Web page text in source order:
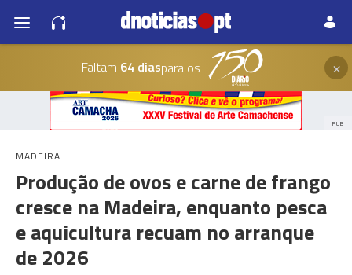
Faltam 64 diaspara os ×
PUB
MADEIRA
Produção de ovos e carne de frango
cresce na Madeira, enquanto pesca
e aquicultura recuam no arranque
de 2026